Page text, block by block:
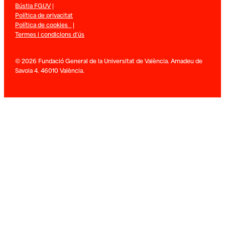
Bústia FGUV|
Política de privacitat
Política de cookies |
Termes i condicions d’ús
© 2026 Fundació General de la Universitat de València. Amadeu de
Savoia 4. 46010 València.